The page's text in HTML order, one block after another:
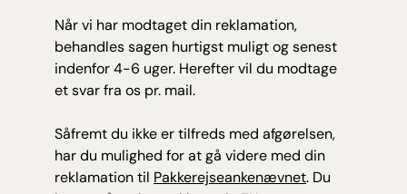
Når vi har modtaget din reklamation,
behandles sagen hurtigst muligt og senest
indenfor 4-6 uger. Herefter vil du modtage
et svar fra os pr. mail.
Såfremt du ikke er tilfreds med afgørelsen,
har du mulighed for at gå videre med din
reklamation til Pakkerejseankenævnet. Du